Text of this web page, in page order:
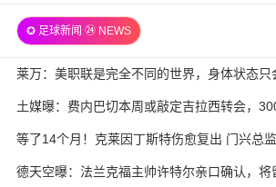
✪ 足球新闻 ㉔ NEWS
莱万：美职联是完全不同的世界，身体状态只
土媒曝：费内巴切本周或敲定吉拉西转会，
等了14个月！克莱因丁斯特伤愈复出 门兴总
·凯恩
德天空曝：法兰克福主帅许特尔亲口确认，将